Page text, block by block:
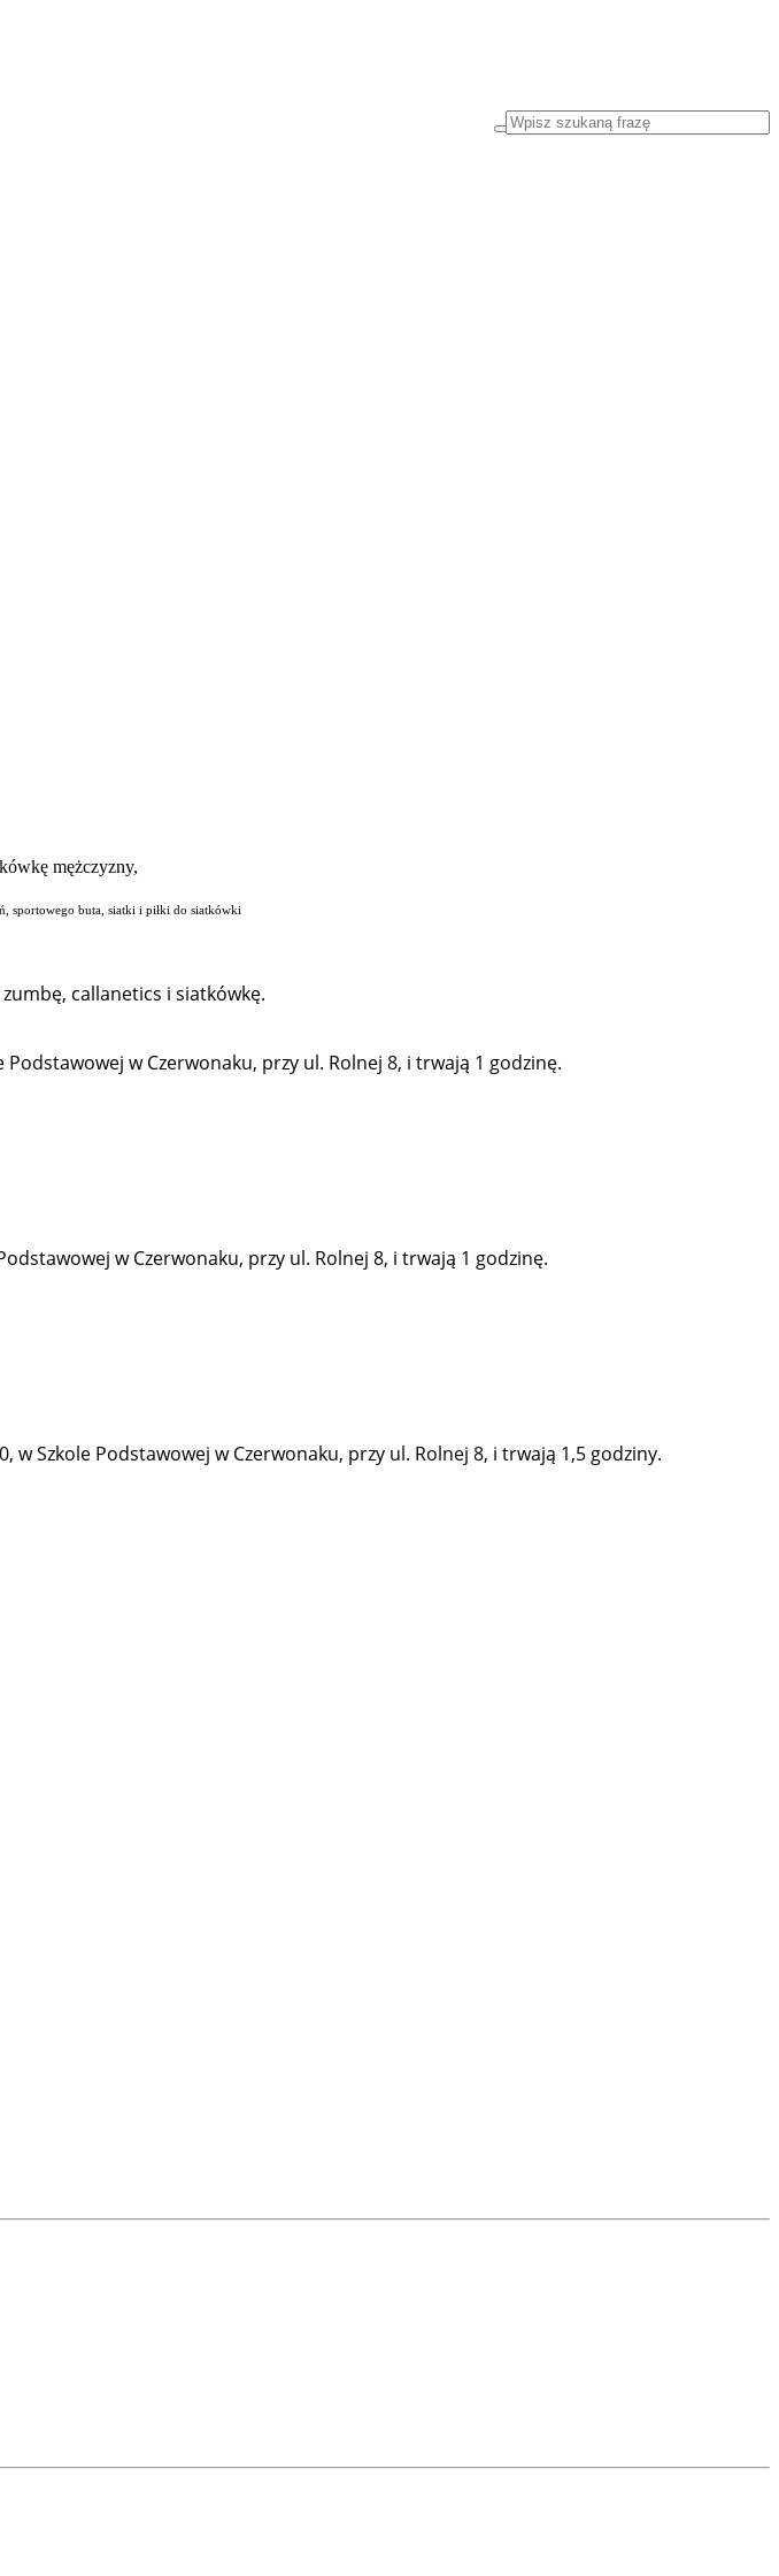
sportowego buta, siatki i piłki do siatkówki
callanetics i siatkówkę.
w Czerwonaku, przy ul. Rolnej 8, i trwają 1 godzinę.
w Czerwonaku, przy ul. Rolnej 8, i trwają 1 godzinę.
Szkole Podstawowej w Czerwonaku, przy ul. Rolnej 8, i trwają 1,5 godziny.